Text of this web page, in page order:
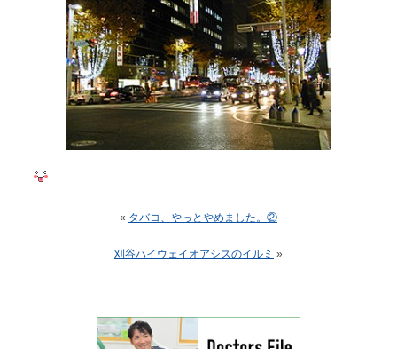
« タバコ、やっとやめました。②
刈谷ハイウェイオアシスのイルミ »